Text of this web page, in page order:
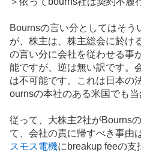
Bournsの言い分としてはそう
が、株主は、株主総会に於け
の言い分に会社を従わせる事
能ですが、逆は無い訳です。
は不可能です。これは日本の
ournsの本社のある米国でも当
従って、大株主2社がBourns
て、会社の責に帰すべき事由
スモス電機にbreakup feeの支